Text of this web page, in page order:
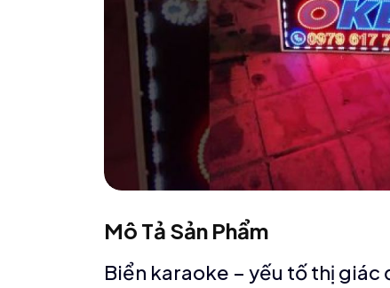
Mô Tả Sản Phẩm
Biển karaoke – yếu tố thị giác